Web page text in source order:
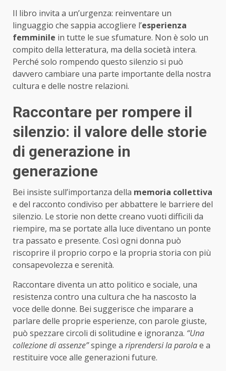
Il libro invita a un’urgenza: reinventare un
linguaggio che sappia accogliere l’esperienza
femminile in tutte le sue sfumature. Non è solo un
compito della letteratura, ma della società intera.
Perché solo rompendo questo silenzio si può
davvero cambiare una parte importante della nostra
cultura e delle nostre relazioni.
Raccontare per rompere il
silenzio: il valore delle storie
di generazione in
generazione
Bei insiste sull’importanza della memoria collettiva
e del racconto condiviso per abbattere le barriere del
silenzio. Le storie non dette creano vuoti difficili da
riempire, ma se portate alla luce diventano un ponte
tra passato e presente. Così ogni donna può
riscoprire il proprio corpo e la propria storia con più
consapevolezza e serenità.
Raccontare diventa un atto politico e sociale, una
resistenza contro una cultura che ha nascosto la
voce delle donne. Bei suggerisce che imparare a
parlare delle proprie esperienze, con parole giuste,
può spezzare circoli di solitudine e ignoranza. “Una
collezione di assenze”spinge a riprendersi la parolae a
restituire voce alle generazioni future.